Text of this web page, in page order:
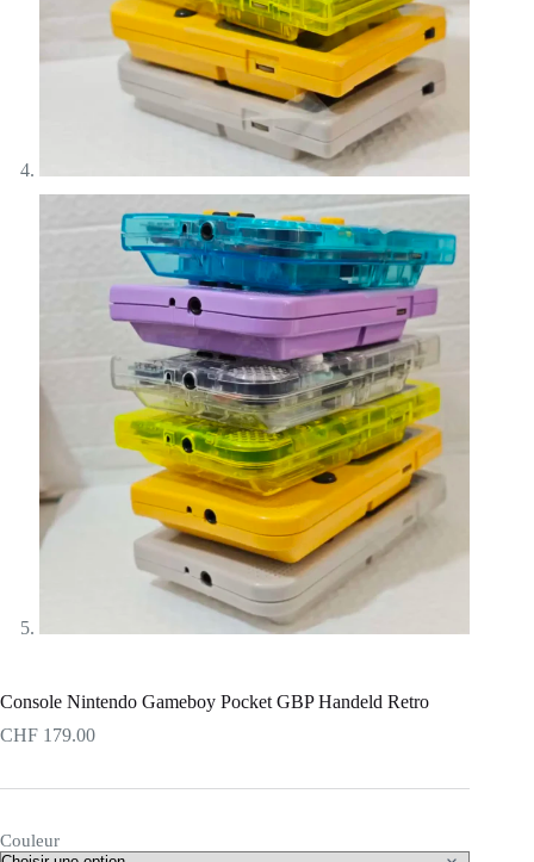
Console Nintendo Gameboy Pocket GBP Handeld Retro
CHF 179.00
Couleur